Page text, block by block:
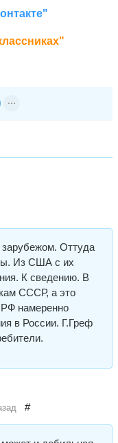
зарубежом. Оттуда
Из США с их
К сведению. В
СССР, а это
РФ намеренно
в России. Г.Греф
#